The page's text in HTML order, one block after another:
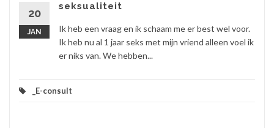
20
JAN
seksualiteit
Ik heb een vraag en ik schaam me er best wel voor.
Ik heb nu al 1 jaar seks met mijn vriend alleen voel ik
er niks van. We hebben...
_E-consult